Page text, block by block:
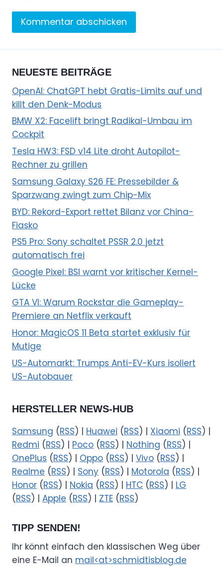
NEUESTE BEITRÄGE
OpenAI: ChatGPT hebt Gratis-Limits auf und
killt den Denk-Modus
BMW X2: Facelift bringt Radikal-Umbau im
Cockpit
Tesla HW3: FSD v14 Lite droht Autopilot-
Rechner zu grillen
Samsung Galaxy S26 FE: Pressebilder &
Sparzwang zwingt zum Chip-Mix
BYD: Rekord-Export rettet Bilanz vor China-
Fiasko
PS5 Pro: Sony schaltet PSSR 2.0 jetzt
automatisch frei
Google Pixel: BSI warnt vor kritischer Kernel-
Lücke
GTA VI: Warum Rockstar die Gameplay-
Premiere an Netflix verkauft
Honor: MagicOS 11 Beta startet exklusiv für
Mutige
US-Automarkt: Trumps Anti-EV-Kurs isoliert
US-Autobauer
HERSTELLER NEWS-HUB
Samsung (RSS) | Huawei (RSS) | Xiaomi (RSS) |
Redmi (RSS) | Poco (RSS) | Nothing (RSS) |
OnePlus (RSS) | Oppo (RSS) | Vivo (RSS) |
Realme (RSS) | Sony (RSS) | Motorola (RSS) |
Honor (RSS) | Nokia (RSS) | HTC (RSS) | LG
(RSS) | Apple (RSS) | ZTE (RSS)
TIPP SENDEN!
Ihr könnt einfach den klassischen Weg über
eine E-Mail an mail<at>schmidtisblog.de